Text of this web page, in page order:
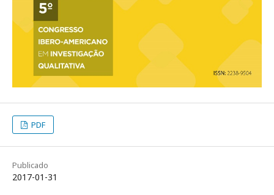
PDF
Publicado
2017-01-31